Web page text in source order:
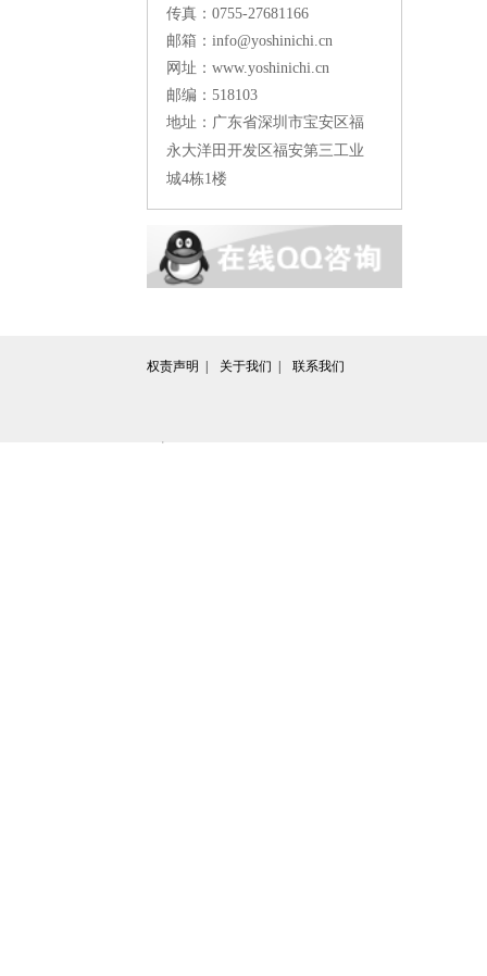
传真： 0755-27681166
邮箱：info@yoshinichi.cn
网址：www.yoshinichi.cn
邮编：518103
地址：广东省深圳市宝安区福
永大洋田开发区福安第三工业
城4栋1楼
权责声明  | 关于我们  | 联系我们